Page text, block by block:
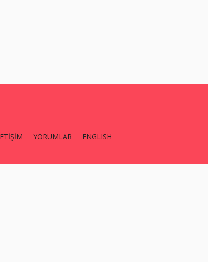
YORUMLAR ENGLISH